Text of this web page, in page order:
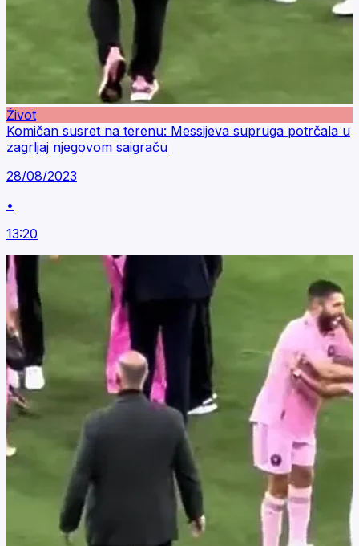
Život
Komičan susret na terenu: Messijeva supruga potrčala u
zagrljaj njegovom saigraču
28/08/2023
•
13:20